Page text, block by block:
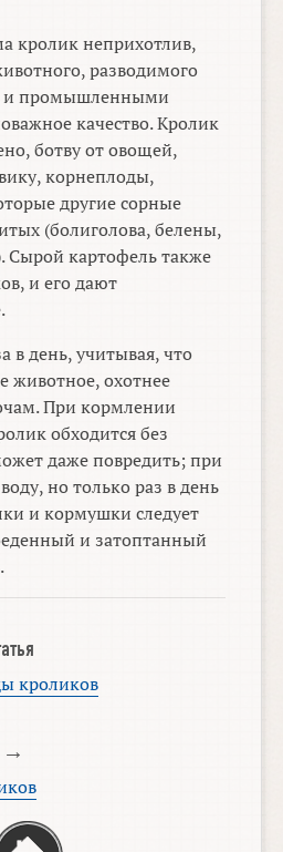
кролик неприхотлив,
разводимого
и промышленными
качество. Кролик
ботву от овощей,
корнеплоды,
другие сорные
(болиголова, белены,
Сырой картофель также
и его дают
в день, учитывая, что
животное, охотнее
При кормлении
обходится без
даже повредить; при
но только раз в день
и кормушки следует
и затоптанный
кроликов
→